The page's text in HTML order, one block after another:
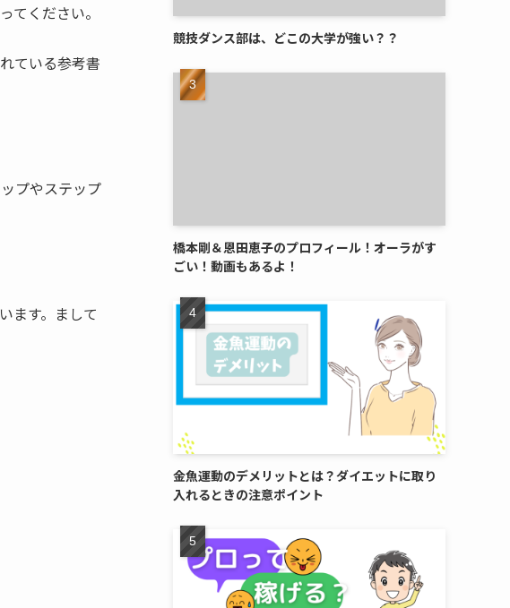
てください。
ている参考書
プやステップ
ます。まして
競技ダンス部は、どこの大学が強い？？
橋本剛＆恩田恵子のプロフィール！オーラがす
ごい！動画もあるよ！
金魚運動のデメリットとは？ダイエットに取り
入れるときの注意ポイント